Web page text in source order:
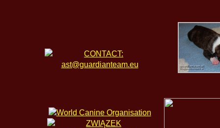
NERON